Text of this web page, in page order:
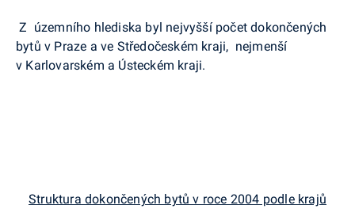
Z územního hlediska byl nejvyšší počet dokončených
bytů v Praze a ve Středočeském kraji, nejmenší
v Karlovarském a Ústeckém kraji.
Struktura dokončených bytů v roce 2004 podle krajů